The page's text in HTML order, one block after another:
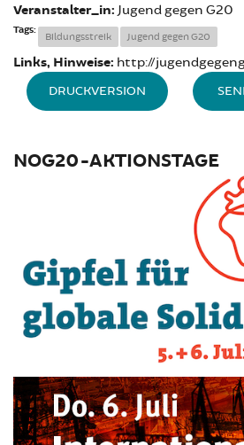
Veranstalter_in: Jugend gegen G20
Tags:
Bildungsstreik Jugend gegen G20
Links, Hinweise: http://
DRUCKVERSION
NOG20-AKTIONSTAGE